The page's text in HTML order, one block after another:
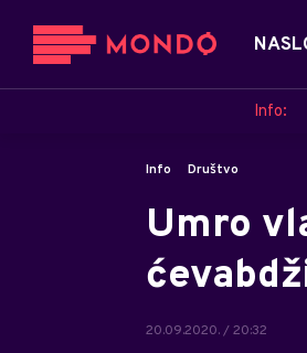
Info:
Info Društvo
Umro
20.09.2020. / 20:32